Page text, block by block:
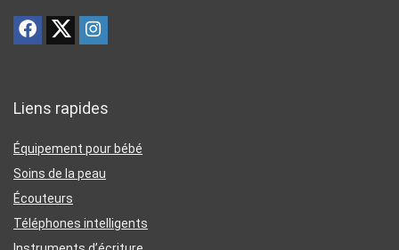
Liens rapides
Équipement pour bébé
Soins de la peau
Écouteurs
Téléphones intelligents